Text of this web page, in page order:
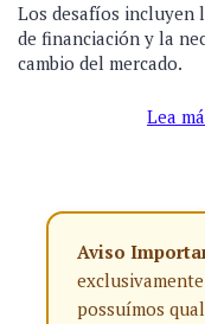
Los desafíos incluyen
de financiación y la
cambio del mercado.
Lea
Aviso
possuímos